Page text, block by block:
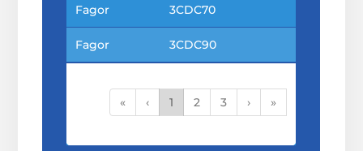
Fagor 3CDC70
Fagor 3CDC90
« ‹ 1 2 3 › »